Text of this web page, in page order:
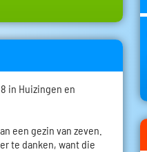
in Huizingen en
een gezin van zeven.
te danken, want die